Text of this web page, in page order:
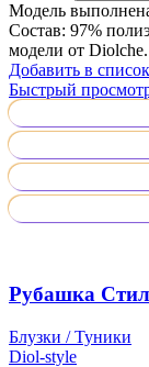
Модель
Состав: 97%
модели от
Добавить в
Быстрый
Рубашка
Блузки / Туники
Diol-style